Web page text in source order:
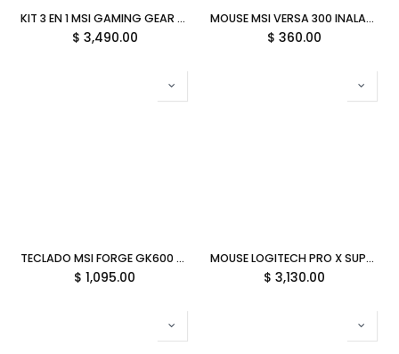
KIT 3 EN 1 MSI GAMING GEAR BUNDLE FRIEREN EDITION TEC FORGE TKL INALAMBRICO MOUSE VERSA INALAMBRICO MOUSEPAD FRIEREN EDITION 12M DE GARANTIA
$ 3,490.00
MOUSE MSI VERSA 300 INALAMBRICO BLANCO RGB VERSA 300 WIRELESS WHITE 12M GARANTIA
$ 360.00
TECLADO MSI FORGE GK600 TKL VIOLET INALAMBRICO BLANCO MECANICO TEC/ING BLUETOOTH/USB-C RGB FORGE GK600 TKL WIRELESS VIOLET 12M DE GARANTIA
$ 1,095.00
MOUSE LOGITECH PRO X SUPERLIGHT 2 INALAMBRICO NEGRO 910-006629 11M DE GARANTIA
$ 3,130.00